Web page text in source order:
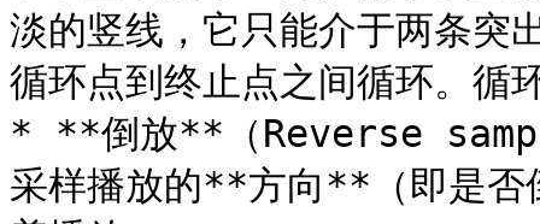
淡的竖线，它只能介于两条突
循环点到终止点之间循环。循
* **倒放**（Reverse
采样播放的**方向**（即是否